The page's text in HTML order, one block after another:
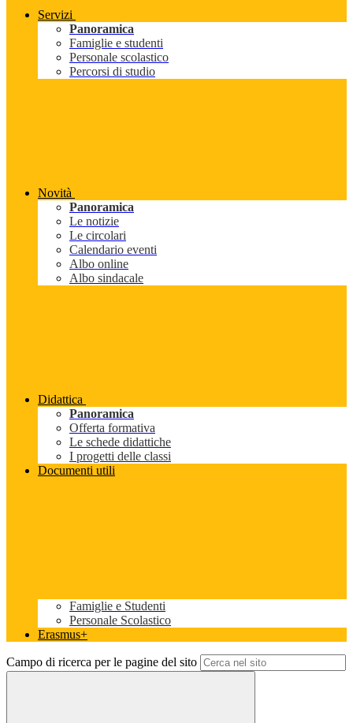
Servizi
Panoramica
Famiglie e studenti
Personale scolastico
Percorsi di studio
Novità
Panoramica
Le notizie
Le circolari
Calendario eventi
Albo online
Albo sindacale
Didattica
Panoramica
Offerta formativa
Le schede didattiche
I progetti delle classi
Documenti utili
Famiglie e Studenti
Personale Scolastico
Erasmus+
Campo di ricerca per le pagine del sito